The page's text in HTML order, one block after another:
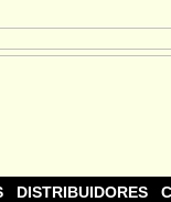
DISTRIBUIDORES